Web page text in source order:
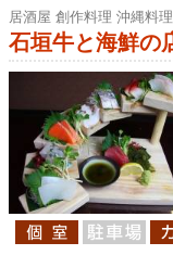
居酒屋 創作料理 沖縄料
石垣牛と海鮮